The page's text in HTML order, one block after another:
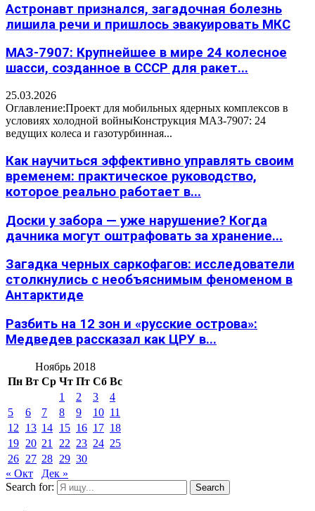
Астронавт признался, загадочная болезнь
лишила речи и пришлось эвакуировать МКС
МАЗ-7907: Крупнейшее в мире 24 колесное
шасси, созданное в СССР для ракет...
25.03.2026
Оглавление:Проект для мобильных ядерных комплексов в
условиях холодной войныКонструкция МАЗ-7907: 24
ведущих колеса и газотурбинная...
Как научиться эффективно управлять своим
временем: практическое руководство,
которое реально работает в...
Доски у забора — уже нарушение? Когда
дачника могут оштрафовать за хранение...
Загадка черных саркофагов: исследователи
столкнулись с необъяснимым феноменом в
Антарктиде
Разбить на 12 зон и «русские острова»:
Медведев рассказал как ЦРУ в...
Ноябрь 2018
Пн Вт Ср Чт Пт Сб Вс
1
2 3
4
5
6 7 8 9 10 11
12
13 14 15 16 17 18
19 20 21 22 23 24 25
26 27 28 29 30
« Окт
Дек »
Search for:
Search